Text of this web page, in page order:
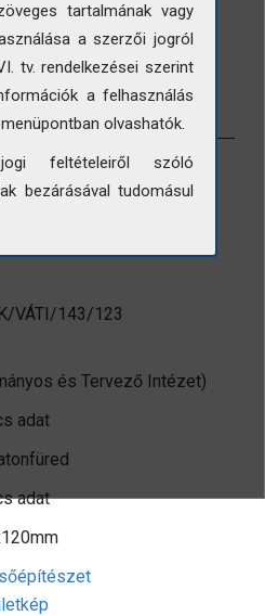
TARTALMAK
Halászkert
VÁTI/143/123
és Tervező Intézet)
adat
adat
tartalmának vagy
a szerzői jogról
tv. rendelkezései szerint
a felhasználás
olvashatók.
feltételeiről szóló
bezárásával tudomásul